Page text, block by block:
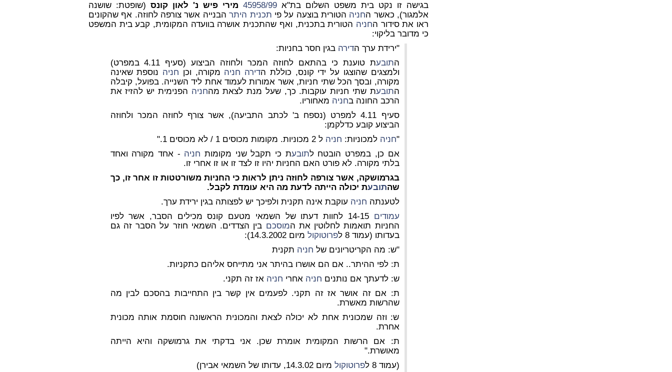
בגישה זו נקט בית משפט השלום בת"א 45958/99 מירי פיש נ' לאון קונס (שופטת: שושנה
אלמגור), כאשר החניה הטורית בוצעה על פי תכנית היתרהבנייה אשר צורפה לחוזה. אף שהקונים
ראו את סידור החניה הטורית בתכנית, ואף שהתכנית אושרה בוועדה המקומית, קבע בית המשפט
כי מדובר בליקוי:
"ירידת ערך הדירה בגין חסר בחניות:
התובע
ת טוענת כי בהתאם לחוזה המכר ולחוזה הביצוע (סעיף 4.11 במפרט)
ולמצגים שהוצגו על ידי קונס, כוללת הדירה חניה מקורה, וכן חניה נוספת שאינה
מקורה, ובסך הכל שתי חניות, אשר אמורות לעמוד אחת ליד השנייה. בפועל, קיבלה
התובעת שתי חניות עוקבות. כך, שעל מנת לצאת מהחניה הפנימית יש להזיז את
הרכב החונה בחניה מאחוריו.
סעיף 4.11 למפרט (נספח ב' לכתב התביעה), אשר צורף לחוזה המכר ולחוזה
הביצוע קובע כדלקמן:
"חניה למכוניות: חניה ל 2 מכוניות. מקומות מכוסים 1 / לא מכוסים 1."
אם כן, במפרט הובטח לתובעת כי תקבל שני מקומות חניה - אחד מקורה ואחד
בלתי מקורה. לא פורט האם החניות יהיו זו לצד זו או זו אחרי זו.
בגרמושקה, אשר צורפה לחוזה ניתן לראות כי החניות משורטטות זו אחר זו, כך
שהתובעת יכולה הייתה לדעת מה היא עומדת לקבל.
לטענתה חניה עוקבת אינה תקנית ולפיכך יש לפצותה בגין ירידת ערך.
עמודים
14-15 לחוות דעתו של השמאי מטעם קונס מכילים הסבר, אשר לפיו
החניות תואמות לחלוטין את המוסכם בין הצדדים. השמאי חוזר על הסבר זה גם
בעדותו (עמוד 8 ל
פרוטוקול מיום 14.3.2002):
"ש: מה הקריטריונים של חניה תקנית
ת: לפי ההיתר.. אם הם אושרו בהיתר אני מתייחס אליהם כתקניות.
ש: לדעתך אם נותנים חניה אחרי חניה אז זה תקני.
ת: אם זה אושר אז זה תקני. לפעמים אין קשר בין התחייבות בהסכם לבין מה
שהרשות מאשרת.
ש: וזה שמכונית אחת לא יכולה לצאת והמכונית הראשונה חוסמת אותה מכונית
אחרת.
ת: אם הרשות המקומית אומרת שכן. אני בדקתי את גרמושקה והיא הייתה
מאושרת."
(עמוד 8 ל
פרוטוקול מיום 14.3.02, עדותו של השמאי אבירן)